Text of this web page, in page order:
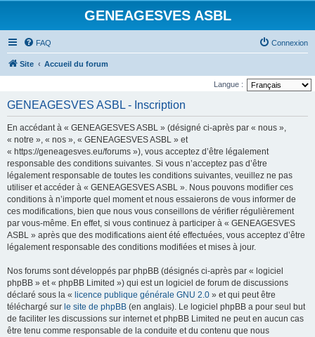
GENEAGESVES ASBL
FAQ Connexion
Site Accueil du forum
Langue :
GENEAGESVES ASBL - Inscription
En accédant à « GENEAGESVES ASBL » (désigné ci-après par « nous »,
« notre », « nos », « GENEAGESVES ASBL » et
« https://geneagesves.eu/forums »), vous acceptez d’être légalement
responsable des conditions suivantes. Si vous n’acceptez pas d’être
légalement responsable de toutes les conditions suivantes, veuillez ne pas
utiliser et accéder à « GENEAGESVES ASBL ». Nous pouvons modifier ces
conditions à n’importe quel moment et nous essaierons de vous informer de
ces modifications, bien que nous vous conseillons de vérifier régulièrement
par vous-même. En effet, si vous continuez à participer à « GENEAGESVES
ASBL » après que des modifications aient été effectuées, vous acceptez d’être
légalement responsable des conditions modifiées et mises à jour.
Nos forums sont développés par phpBB (désignés ci-après par « logiciel
phpBB » et « phpBB Limited ») qui est un logiciel de forum de discussions
déclaré sous la « licence publique générale GNU 2.0 » et qui peut être
téléchargé sur le site de phpBB (en anglais). Le logiciel phpBB a pour seul but
de faciliter les discussions sur internet et phpBB Limited ne peut en aucun cas
être tenu comme responsable de la conduite et du contenu que nous